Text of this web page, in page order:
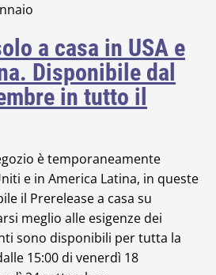
a casa in USA e
Disponibile dal
in tutto il
è temporaneamente
e in America Latina, in queste
il Prerelease a casa su
meglio alle esigenze dei
sono disponibili per tutta la
15:00 di venerdì 18